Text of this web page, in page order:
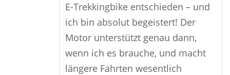
E-Trekkingbike entschieden – und
ich bin absolut begeistert! Der
Motor unterstützt genau dann,
wenn ich es brauche, und macht
längere Fahrten wesentlich